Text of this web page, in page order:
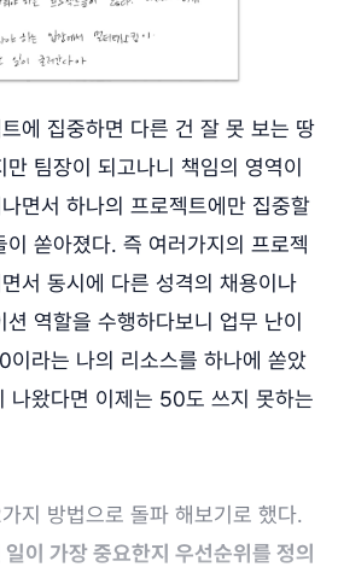
에 집중하면 다른 건 잘 못 보는 땅
팀장이 되고나니 책임의 영역이
면서 하나의 프로젝트에만 집중할
쏟아졌다. 즉 여러가지의 프로젝
서 동시에 다른 성격의 채용이나
역할을 수행하다보니 업무 난이
이라는 나의 리소스를 하나에 쏟았
나왔다면 이제는 50도 쓰지 못하는
지 방법으로 돌파 해보기로 했다.
이 가장 중요한지 우선순위를 정의